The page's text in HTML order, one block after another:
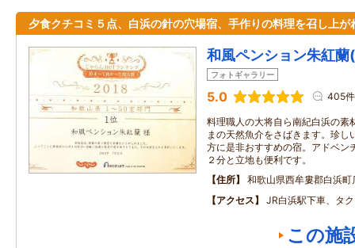
夕食クチコミ５点、白浜の針の穴場宿、手作りの料理を召し上が
和風ペンション朱紅
フォトギャラリー
5.0 405件
料理職人の大将自ら南紀白浜の素
まの天然魚介をさばきます。珍し
方に是非おすすめの宿。アドベン
２分と立地も便利です。
住所
和歌山県西牟婁郡白浜
アクセス
JR白浜駅下車、タ
この施